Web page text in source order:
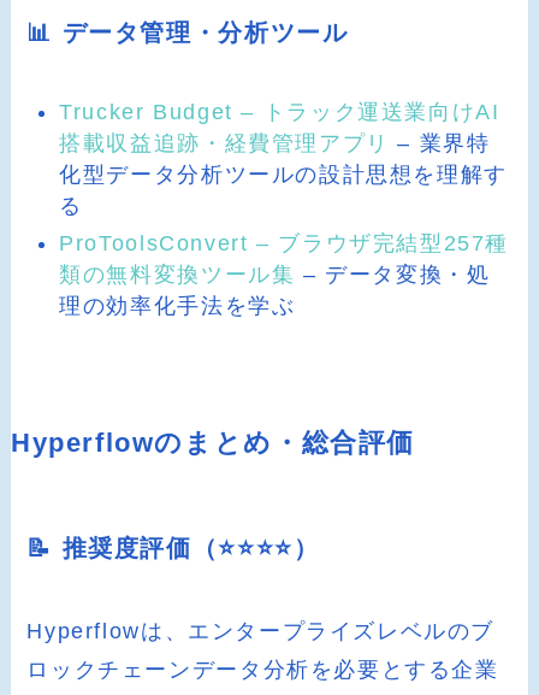
📊 データ管理・分析ツール
Trucker Budget – トラック運送業向けAI
搭載収益追跡・経費管理アプリ – 業界特
化型データ分析ツールの設計思想を理解す
る
ProToolsConvert – ブラウザ完結型257種
類の無料変換ツール集 – データ変換・処
理の効率化手法を学ぶ
Hyperflowのまとめ・総合評価
📝 推奨度評価（⭐️⭐️⭐️⭐️）
Hyperflowは、エンタープライズレベルのブ
ロックチェーンデータ分析を必要とする企業